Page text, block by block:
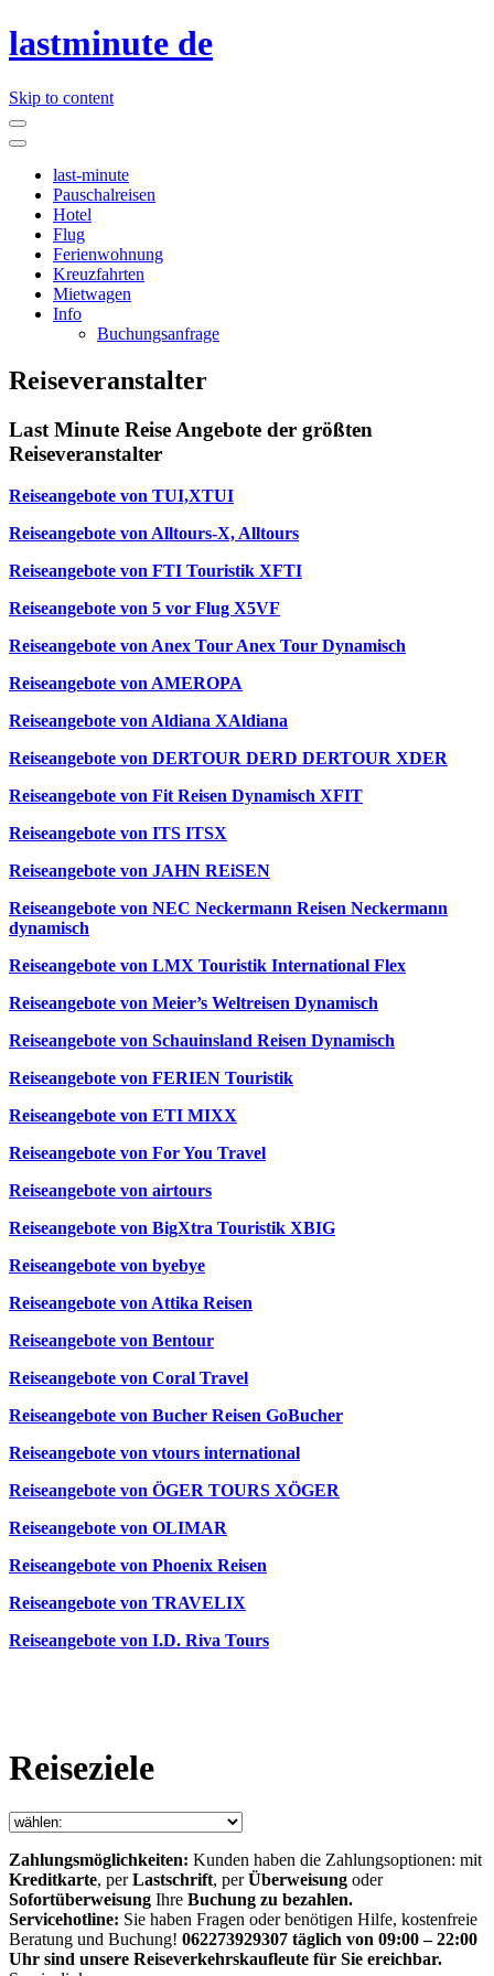
lastminute de
Skip to content
last-minute
Pauschalreisen
Hotel
Flug
Ferienwohnung
Kreuzfahrten
Mietwagen
Info
Buchungsanfrage
Reiseveranstalter
Last Minute Reise Angebote der größten
Reiseveranstalter
Reiseangebote von TUI,XTUI
Reiseangebote von Alltours-X, Alltours
Reiseangebote von FTI Touristik XFTI
Reiseangebote von 5 vor Flug X5VF
Reiseangebote von Anex Tour Anex Tour Dynamisch
Reiseangebote von AMEROPA
Reiseangebote von Aldiana XAldiana
Reiseangebote von DERTOUR DERD DERTOUR XDER
Reiseangebote von Fit Reisen Dynamisch XFIT
Reiseangebote von ITS ITSX
Reiseangebote von JAHN REiSEN
Reiseangebote von NEC Neckermann Reisen Neckermann
dynamisch
Reiseangebote von LMX Touristik International Flex
Reiseangebote von Meier’s Weltreisen Dynamisch
Reiseangebote von Schauinsland Reisen Dynamisch
Reiseangebote von FERIEN Touristik
Reiseangebote von ETI MIXX
Reiseangebote von For You Travel
Reiseangebote von airtours
Reiseangebote von BigXtra Touristik XBIG
Reiseangebote von byebye
Reiseangebote von Attika Reisen
Reiseangebote von Bentour
Reiseangebote von Coral Travel
Reiseangebote von Bucher Reisen GoBucher
Reiseangebote von vtours international
Reiseangebote von ÖGER TOURS XÖGER
Reiseangebote von OLIMAR
Reiseangebote von Phoenix Reisen
Reiseangebote von TRAVELIX
Reiseangebote von I.D. Riva Tours
Reiseziele
Zahlungsmöglichkeiten: Kunden haben die Zahlungsoptionen: mit
Kreditkarte, perLastschrift, perÜberweisung oder
Sofortüberweisung Ihre Buchung zu bezahlen.
Servicehotline: Sie haben Fragen oder benötigen Hilfe, kostenfreie
Beratung und Buchung! 062273929307 täglich von 09:00 – 22:00
Uhr sind unsere Reiseverkehrskaufleute für Sie ereichbar.